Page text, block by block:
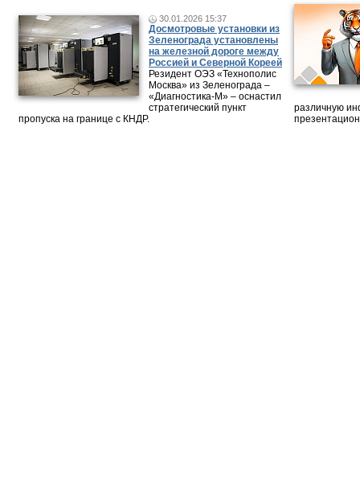
30.01.2026 15:37
Досмотровые установки из
Зеленограда установлены
на железной дороге между
Россией и Северной Кореей
Резидент ОЭЗ «Технополис
Москва» из Зеленограда –
«Диагностика-М» – оснастил
стратегический пункт
пропуска на границе с КНДР.
различную